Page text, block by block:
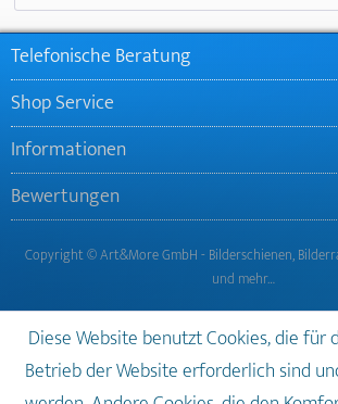
Telefonische Beratung
Shop Service
Informationen
Bewertungen
Copyright © Art&More GmbH - Bilderschienen,
und mehr…
Diese Website benutzt Cookies, die für
Betrieb der Website erforderlich sind